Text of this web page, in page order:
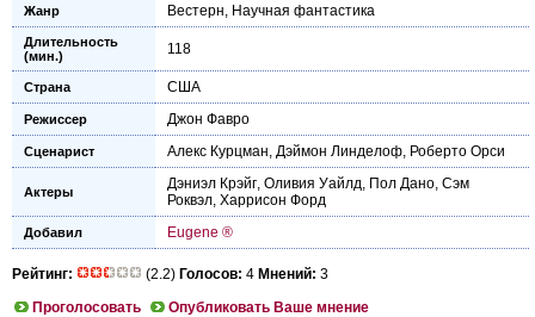
Жанр Вестерн, Научная фантастика
Длительность
(мин.)
118
Страна США
Режиссер Джон Фавро
Сценарист Алекс Курцман, Дэймон Линделоф, Роберто Орси
Актеры Дэниэл Крэйг, Оливия Уайлд, Пол Дано, Сэм
Роквэл, Харрисон Форд
Добавил Eugene ®
Рейтинг: (2.2) Голосов: 4 Мнений: 3
Проголосовать
Опубликовать Ваше мнение